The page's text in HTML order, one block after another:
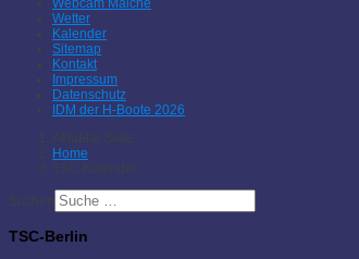
Webcam Malche
Wetter
Kalender
Sitemap
Kontakt
Impressum
Datenschutz
IDM der H-Boote 2026
Aktuelle Seite:
Home
TSC-Kalender
Suchen
TSC-Berlin